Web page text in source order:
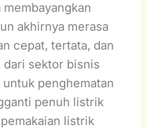
akhirnya merasa
cepat, tertata, dan
dari sektor bisnis
penghematan
penuh listrik
listrik